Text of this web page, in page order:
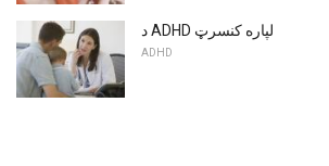
د ADHD لپاره کنسرټ
ADHD